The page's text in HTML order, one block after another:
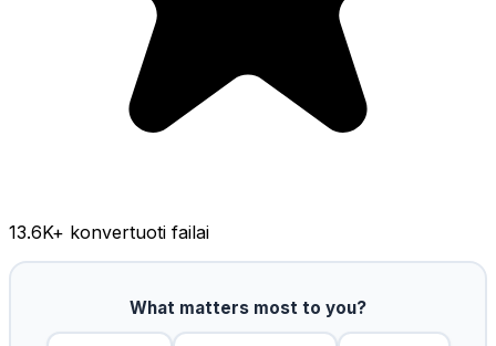
13.6K+ konvertuoti failai
What matters most to you?